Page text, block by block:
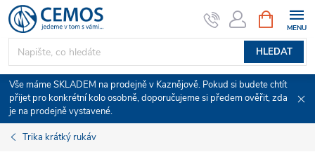
Přejít
na
obsah
HLEDAT
NÁKUPNÍ
KOŠÍK
Vše máme SKLADEM na prodejně v Kaznějově. Pokud si budete chtít
přijet pro konkrétní kolo osobně, doporučujeme si předem ověřit, zda
je na prodejně vystavené.
Trika krátký rukáv